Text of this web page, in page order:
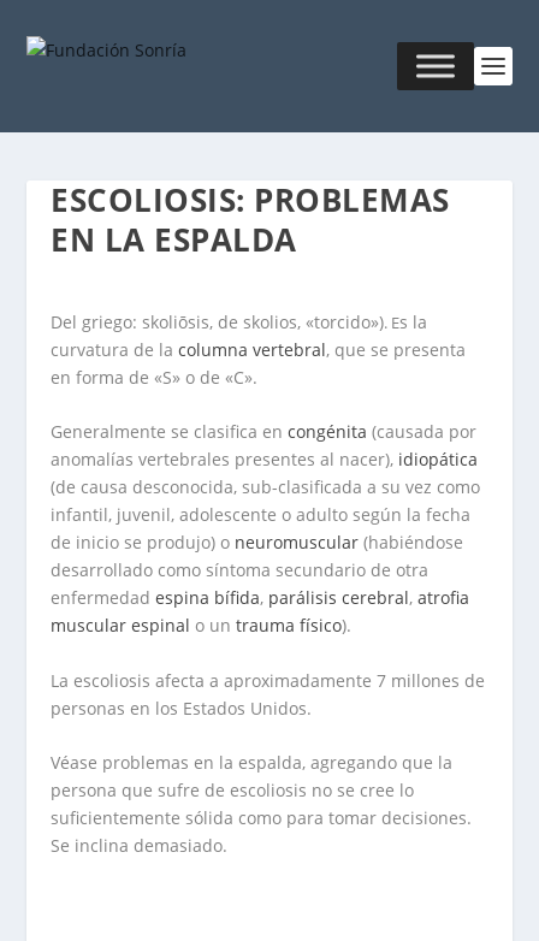
ESCOLIOSIS: PROBLEMAS
EN LA ESPALDA
Del griego: skoliōsis, de skolios, «torcido»). Es la
curvatura de lacolumna vertebral, que se presenta
en forma de «S» o de «C».
Generalmente se clasifica encongénita (causada por
anomalías vertebrales presentes al nacer), idiopática
(de causa desconocida, sub-clasificada a su vez como
infantil, juvenil, adolescente o adulto según la fecha
de inicio se produjo) o neuromuscular (habiéndose
desarrollado como síntoma secundario de otra
enfermedadespina bífida, parálisis cerebral,atrofia
muscular espinal o untrauma físico).
La escoliosis afecta a aproximadamente 7 millones de
personas en los Estados Unidos.
Véase problemas en la espalda, agregando que la
persona que sufre de escoliosis no se cree lo
suficientemente sólida como para tomar decisiones.
Se inclina demasiado.